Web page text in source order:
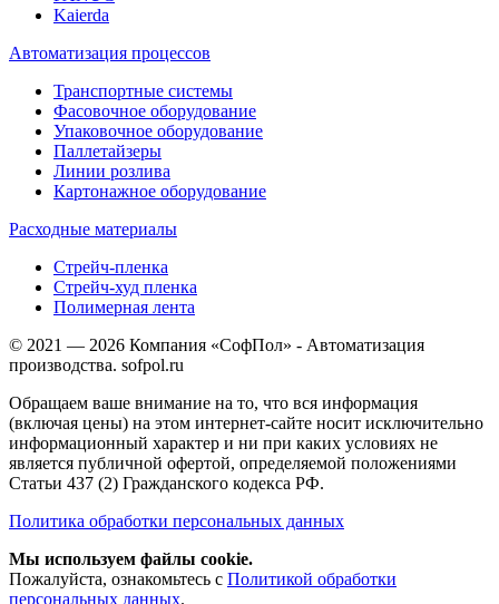
Kaierda
Автоматизация процессов
Транспортные системы
Фасовочное оборудование
Упаковочное оборудование
Паллетайзеры
Линии розлива
Картонажное оборудование
Расходные материалы
Стрейч-пленка
Стрейч-худ пленка
Полимерная лента
© 2021 — 2026 Компания «СофПол» - Автоматизация
производства. sofpol.ru
Обращаем ваше внимание на то, что вся информация
(включая цены) на этом интернет-сайте носит исключительно
информационный характер и ни при каких условиях не
является публичной офертой, определяемой положениями
Статьи 437 (2) Гражданского кодекса РФ.
Политика обработки персональных данных
Мы используем файлы cookie.
Пожалуйста, ознакомьтесь с Политикой обработки
персональных данных.